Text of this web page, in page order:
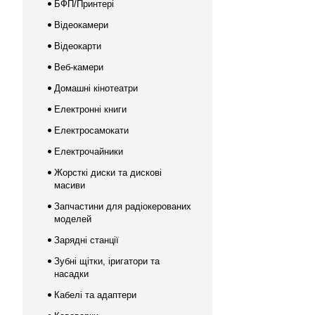
БФП/Принтері
Відеокамери
Відеокарти
Веб-камери
Домашні кінотеатри
Електронні книги
Електросамокати
Електрочайники
Жорсткі диски та дискові
масиви
Запчастини для радіокерованих
моделей
Зарядні станції
Зубні щітки, іригатори та
насадки
Кабелі та адаптери